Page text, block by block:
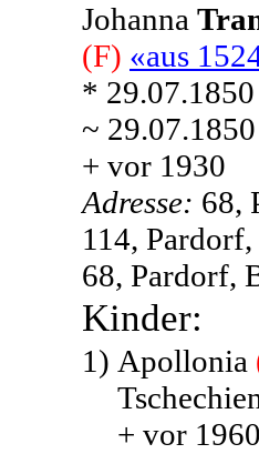
Johanna
(F) «aus
*
~
+ vor 1930
Adresse: 68,
114,
68, Pardorf,
Kinder:
1) Apollonia
+ vor